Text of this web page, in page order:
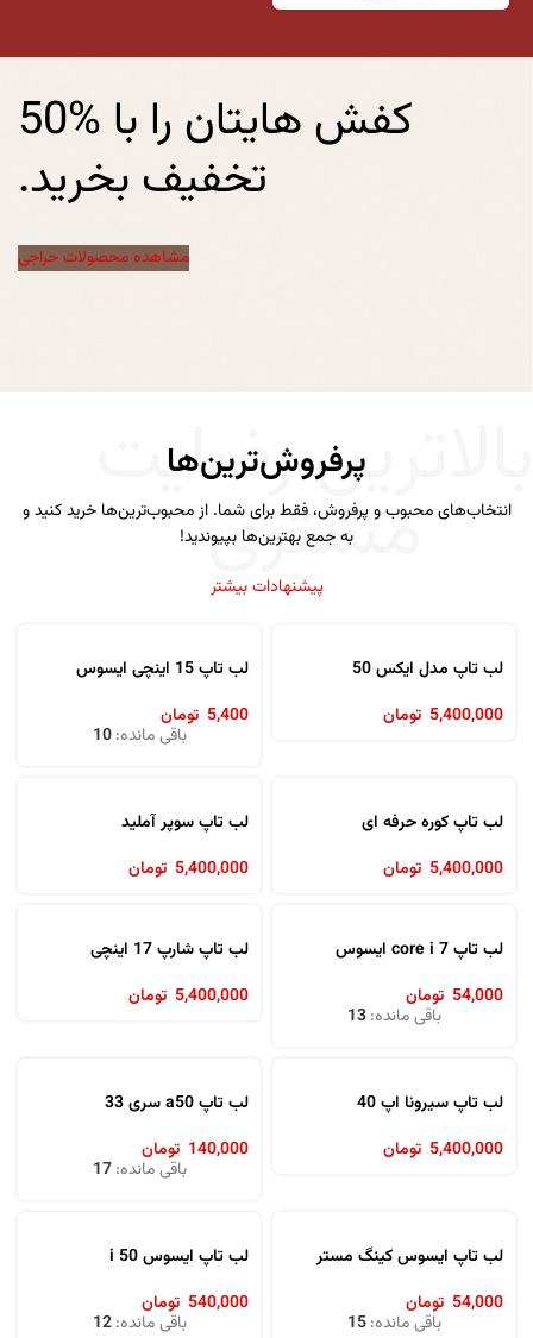
کفش هایتان را با %50
تخفیف بخرید.
مشاهده محصولات حراجی
بالاترین رضایت
مشتری
پرفروش‌ترین‌ها
انتخاب‌های محبوب و پرفروش، فقط برای شما. از محبوب‌ترین‌ها خرید کنید و
به جمع بهترین‌ها بپیوندید!
پیشنهادات بیشتر
لب تاپ مدل ایکس 50
5,400,000 تومان
لب تاپ 15 اینچی ایسوس
5,400 تومان
باقی مانده: 10
لب تاپ کوره حرفه ای
5,400,000 تومان
لب تاپ سوپر آملید
5,400,000 تومان
لب تاپ core i 7 ایسوس
54,000 تومان
باقی مانده: 13
لب تاپ شارپ 17 اینچی
5,400,000 تومان
لب تاپ سیرونا اپ 40
5,400,000 تومان
لب تاپ a50 سری 33
140,000 تومان
باقی مانده: 17
لب تاپ ایسوس کینگ مستر
54,000 تومان
باقی مانده: 15
لب تاپ ایسوس 50 i
540,000 تومان
باقی مانده: 12